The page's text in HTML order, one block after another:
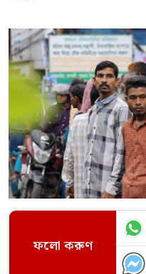
ফলো করুণ